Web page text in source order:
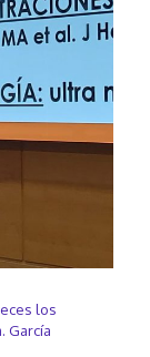
los
García